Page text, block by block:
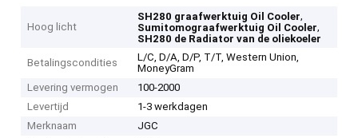
Hoog licht
SH280 graafwerktuig Oil Cooler,
Sumitomograafwerktuig Oil Cooler,
SH280 de Radiator van de oliekoeler
Betalingscondities
L/C, D/A, D/P, T/T, Western Union,
MoneyGram
Levering vermogen
100-2000
Levertijd
1-3 werkdagen
Merknaam
JGC